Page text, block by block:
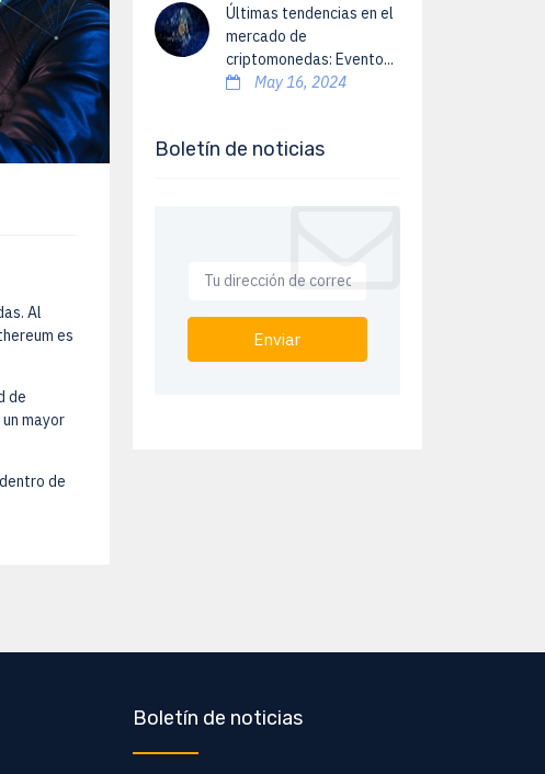
Al
es
de
mayor
de
Últimas tendencias en el
mercado de
criptomonedas: Evento...
May 16, 2024
Boletín de noticias
Enviar
Boletín de noticias